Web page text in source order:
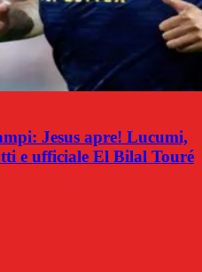
Jesus apre! Lucumi,
e ufficiale El Bilal Touré